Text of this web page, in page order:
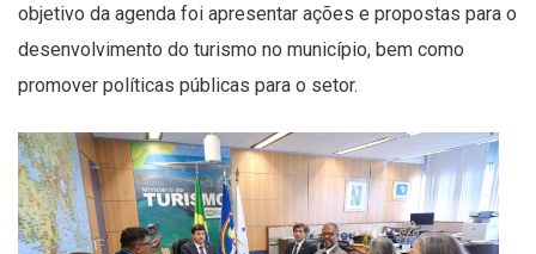
objetivo da agenda foi apresentar ações e propostas para o
desenvolvimento do turismo no município, bem como
promover políticas públicas para o setor.